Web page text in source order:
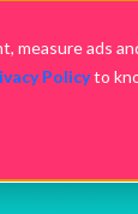
measure ads
Policyto